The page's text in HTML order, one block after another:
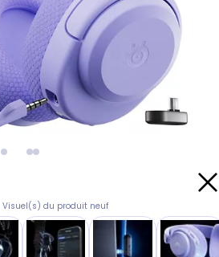
Visuel(s) du produit neuf